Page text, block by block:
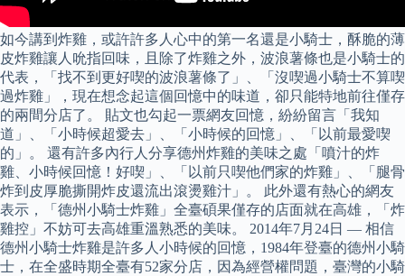
如今講到炸雞，或許許多人心中的第一名還是小騎士，酥脆的薄
皮炸雞讓人吮指回味，且除了炸雞之外，波浪薯條也是小騎士的
代表，「找不到更好喫的波浪薯條了」、「沒喫過小騎士不算喫
過炸雞」，現在想念起這個回憶中的味道，卻只能特地前往僅存
的兩間分店了。 貼文也勾起一票網友回憶，紛紛留言「我知
道」、「小時候超愛去」、「小時候的回憶」、「以前最愛喫
的」。 還有許多內行人分享德州炸雞的美味之處「噴汁的炸
雞、小時候回憶！好喫」、「以前只喫他們家的炸雞」、「腿骨
炸到皮厚脆撕開炸皮還流出滾燙雞汁」。 此外還有熱心的網友
表示，「德州小騎士炸雞」全臺碩果僅存的店面就在高雄，「炸
雞控」不妨可去高雄重溫熟悉的美味。 2014年7月24日 — 相信
德州小騎士炸雞是許多人小時候的回憶，1984年登臺的德州小騎
士，在全盛時期全臺有52家分店，因為經營權問題，臺灣的小騎